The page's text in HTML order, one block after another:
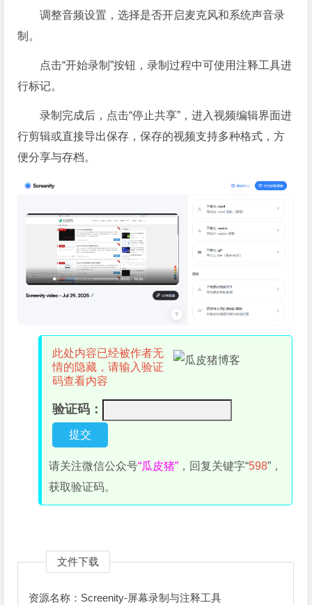
调整音频设置，选择是否开启麦克风和系统声音录
制。
点击“开始录制”按钮，录制过程中可使用注释工具进
行标记。
录制完成后，点击“停止共享”，进入视频编辑界面进
行剪辑或直接导出保存，保存的视频支持多种格式，方
便分享与存档。
此处内容已经被作者无
情的隐藏，请输入验证
码查看内容
验证码：
请关注微信公众号“瓜皮猪” ，回复关键字“598”，
获取验证码。
文件下载
资源名称：Screenity-屏幕录制与注释工具